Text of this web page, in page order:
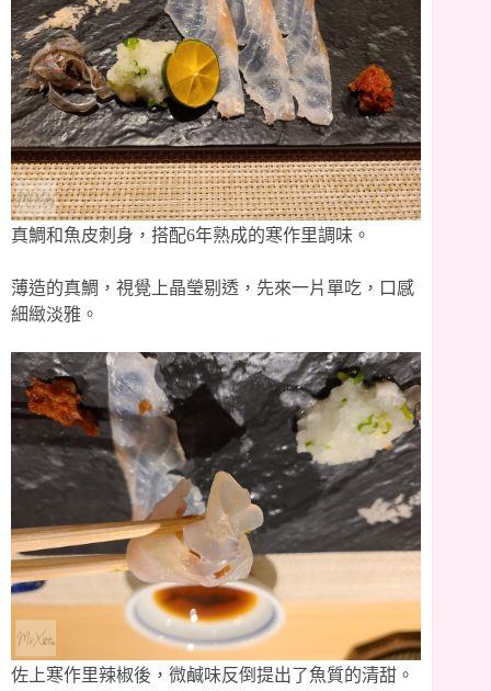
真鯛和魚皮刺身，搭配6年熟成的寒作里調味。
薄造的真鯛，視覺上晶瑩剔透，先來一片單吃，口感
細緻淡雅。
佐上寒作里辣椒後，微鹹味反倒提出了魚質的清甜。